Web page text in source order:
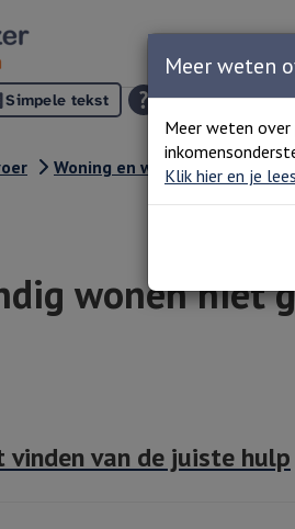
Simpele tekst
Woning en woonvorm Als
wonen niet
van de juiste hulp
Meer weten
Meer weten
Klik hier en je